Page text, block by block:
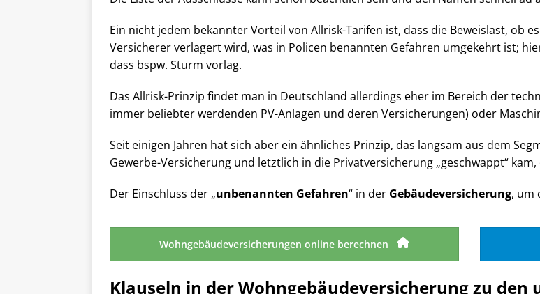
Ein nicht jedem bekannter Vorteil von Allrisk-Tarifen ist, dass die Beweislast, ob
Versicherer verlagert wird, was in Policen benannten Gefahren umgekehrt ist;
dass bspw. Sturm vorlag.
Das Allrisk-Prinzip findet man in Deutschland allerdings eher im Bereich der
immer beliebter werdenden PV-Anlagen und deren Versicherungen) oder
Seit einigen Jahren hat sich aber ein ähnliches Prinzip, das langsam aus dem
Gewerbe-Versicherung und letztlich in die Privatversicherung „geschwappt“
Der Einschluss der „unbenannten Gefahren“ in der Gebäudeversicherung, um
Wohngebäudeversicherungen online berechnen
Klauseln in der Wohngebäudeversicherung zu den